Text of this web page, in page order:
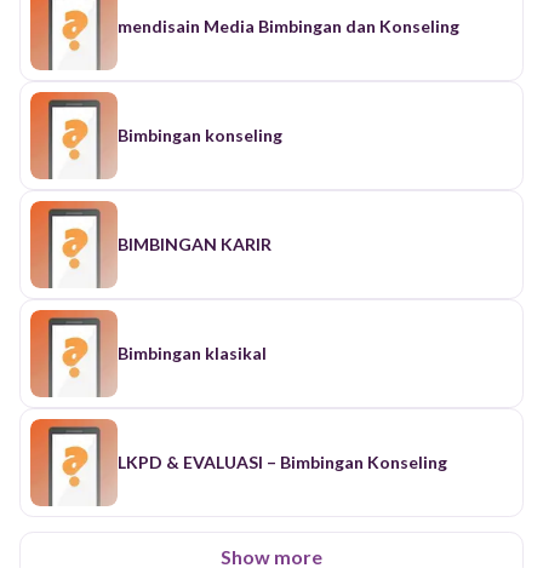
mendisain Media Bimbingan dan Konseling
Bimbingan konseling
BIMBINGAN KARIR
Bimbingan klasikal
LKPD & EVALUASI – Bimbingan Konseling
Show more